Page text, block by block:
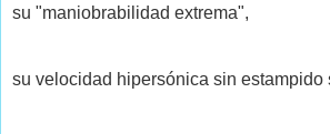
su "maniobrabilidad extrema",
su velocidad hipersónica sin estampido